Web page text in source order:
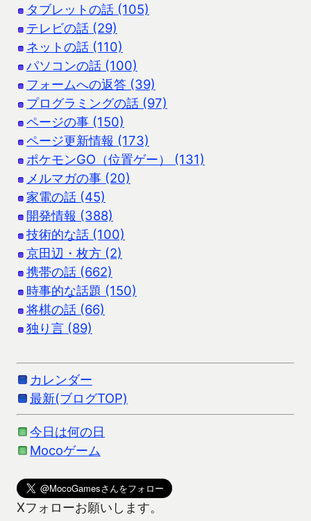
タブレットの話 (105)
テレビの話 (29)
ネットの話 (110)
パソコンの話 (100)
フォームへの返答 (39)
プログラミングの話 (97)
ページの事 (150)
ページ更新情報 (173)
ポケモンGO（位置ゲー） (131)
メルマガの事 (20)
家電の話 (45)
開発情報 (388)
技術的な話 (100)
京田辺・枚方 (2)
携帯の話 (662)
時事的な話題 (150)
将棋の話 (66)
独り言 (89)
カレンダー
最新(ブログTOP)
今日は何の日
Mocoゲーム
Xフォローお願いします。